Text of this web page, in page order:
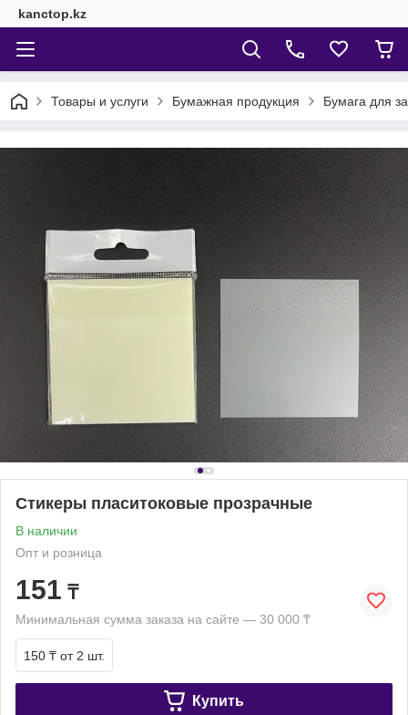
kanctop.kz
Товары и услуги Бумажная продукция Бумага для
Стикеры пласитоковые прозрачные
В наличии
Опт и розница
151 ₸
Минимальная сумма заказа на сайте — 30 000 ₸
150 ₸ от 2 шт.
Купить